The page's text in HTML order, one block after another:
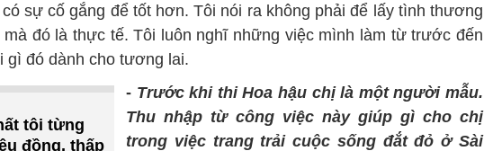
sự cố gắng để tốt hơn. Tôi nói ra không phải để lấy tình thương
đó là thực tế. Tôi luôn nghĩ những việc mình làm từ trước đến
gì đó dành cho tương lai.
tôi từng
đồng, thấp
- Trước khi thi Hoa hậu chị là một người mẫu.
Thu nhập từ công việc này giúp gì cho chị
trong việc trang trải cuộc sống đắt đỏ ở Sài